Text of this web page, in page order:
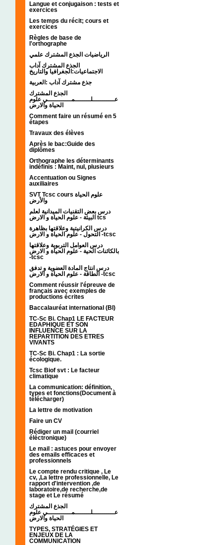
Langue et conjugaison : tests et
exercices
Les temps du récit; cours et
exercices
Règles de base de
l'orthographe
الرياضيات الجذع المشترك علمي
الجذع المشترك آداب
الاجتماعيات:الجغرافيا والتاريخ
جذع مشترك آداب :العربية
الجذع المشترك
عـــــــــــلــــــــمــــــــــــي علوم
الحياة والارض
Comment faire un résumé en 5
étapes
Travaux des élèves
Après le bac:Guide des
diplômes
Orthographe les déterminants
indéfinis : Maint, nul, plusieurs
Accentuation ou Signes
auxiliaires
SVT Tcsc cours علوم الحياة
والأرض
درس بعض التقنيات الميدانية لعلم
البيئة - علوم الحياة و الارض tcs
درس الكرانيتية وعلاقتها بظاهرة
التحول - علوم الحياة و الارض -tcsc
درس العوامل التربوية وعلاقتها
بالكائنات الحية - علوم الحياة و الارض
-tcsc
درس انتاج المادة العضوية و تدفق
الطاقة - علوم الحياة و الارض -tcsc
Comment réussir l'épreuve de
français avec exemples de
productions écrites
Baccalauréat international (BI)
TC-Sc Bi. Chap1 LE FACTEUR
EDAPHIQUE ET SON
INFLUENCE SUR LA
REPARTITION DES ETRES
VIVANTS
TC-Sc Bi. Chap1 : La sortie
écologique.
Tcsc Biof svt : Le facteur
climatique
La communication: définition,
types et fonctions(Document à
télécharger)
La lettre de motivation
Faire un CV
Rédiger un mail (courriel
éléctronique)
Le mail : astuces pour envoyer
des emails efficaces et
professionnels
Le compte rendu critique , Le
cv, ,La lettre professionnelle, Le
rapport d'intervention ,de
laboratoire,de recherche,de
stage et Le résumé
الجذع المشترك
عـــــــــــلــــــــمــــــــــــي علوم
الحياة والارض
TYPES, STRATÉGIES ET
ENJEUX DE LA
COMMUNICATION